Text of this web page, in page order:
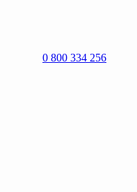
0 800 334 256